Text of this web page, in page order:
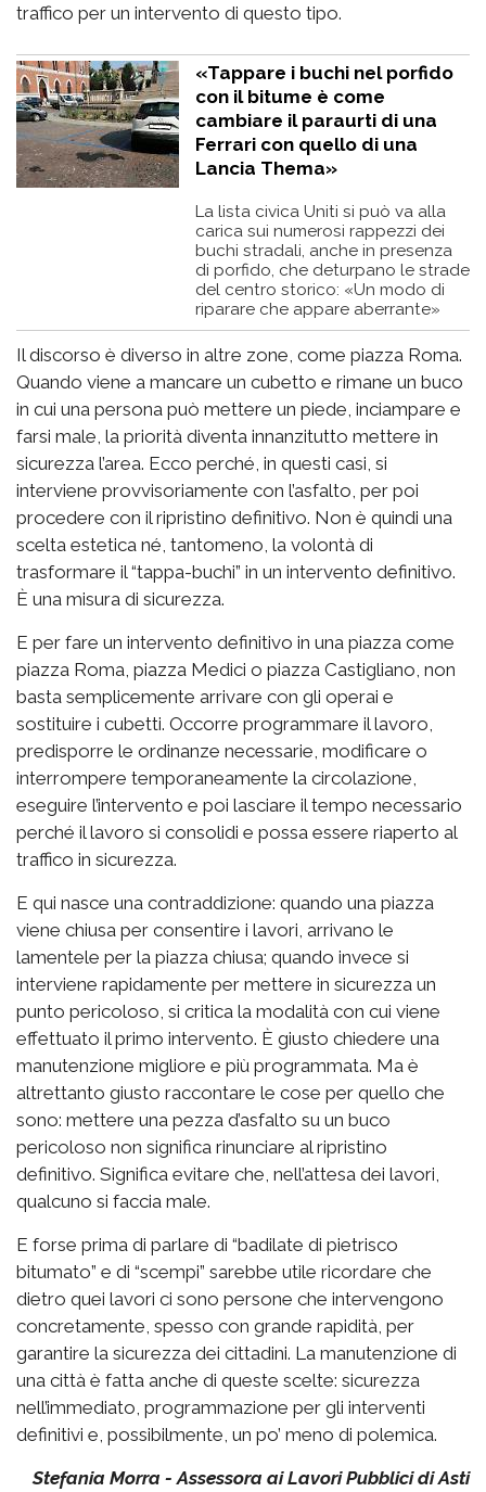
traffico per un intervento di questo tipo.
«Tappare i buchi nel porfido
con il bitume è come
cambiare il paraurti di una
Ferrari con quello di una
Lancia Thema»
La lista civica Uniti si può va alla
carica sui numerosi rappezzi dei
buchi stradali, anche in presenza
di porfido, che deturpano le strade
del centro storico: «Un modo di
riparare che appare aberrante»
Il discorso è diverso in altre zone, come piazza Roma.
Quando viene a mancare un cubetto e rimane un buco
in cui una persona può mettere un piede, inciampare e
farsi male, la priorità diventa innanzitutto mettere in
sicurezza l’area. Ecco perché, in questi casi, si
interviene provvisoriamente con l’asfalto, per poi
procedere con il ripristino definitivo. Non è quindi una
scelta estetica né, tantomeno, la volontà di
trasformare il “tappa-buchi” in un intervento definitivo.
È una misura di sicurezza.
E per fare un intervento definitivo in una piazza come
piazza Roma, piazza Medici o piazza Castigliano, non
basta semplicemente arrivare con gli operai e
sostituire i cubetti. Occorre programmare il lavoro,
predisporre le ordinanze necessarie, modificare o
interrompere temporaneamente la circolazione,
eseguire l’intervento e poi lasciare il tempo necessario
perché il lavoro si consolidi e possa essere riaperto al
traffico in sicurezza.
E qui nasce una contraddizione: quando una piazza
viene chiusa per consentire i lavori, arrivano le
lamentele per la piazza chiusa; quando invece si
interviene rapidamente per mettere in sicurezza un
punto pericoloso, si critica la modalità con cui viene
effettuato il primo intervento. È giusto chiedere una
manutenzione migliore e più programmata. Ma è
altrettanto giusto raccontare le cose per quello che
sono: mettere una pezza d’asfalto su un buco
pericoloso non significa rinunciare al ripristino
definitivo. Significa evitare che, nell’attesa dei lavori,
qualcuno si faccia male.
E forse prima di parlare di “badilate di pietrisco
bitumato” e di “scempi” sarebbe utile ricordare che
dietro quei lavori ci sono persone che intervengono
concretamente, spesso con grande rapidità, per
garantire la sicurezza dei cittadini. La manutenzione di
una città è fatta anche di queste scelte: sicurezza
nell’immediato, programmazione per gli interventi
definitivi e, possibilmente, un po’ meno di polemica.
Stefania Morra - Assessora ai Lavori Pubblici di Asti